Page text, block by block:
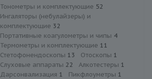
Тонометры и комплектующие 52
Ингаляторы (небулайзеры) и
комплектующие 32
Портативные коагулометры и чипы 4
Термометры и комплектующие 11
Стетофонендоскопы 13 Отоскопы 1
Слуховые аппараты 22 Алкотестеры 1
Дарсонвализация 1 Пикфлоуметры 1